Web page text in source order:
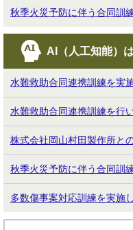
秋季火災予防に伴う合同訓
AI（人工知能）
水難救助合同連携訓練を実
水難救助合同連携訓練を行
株式会社岡山村田製作所と
秋季火災予防に伴う合同訓
多数傷事案対応訓練を実施